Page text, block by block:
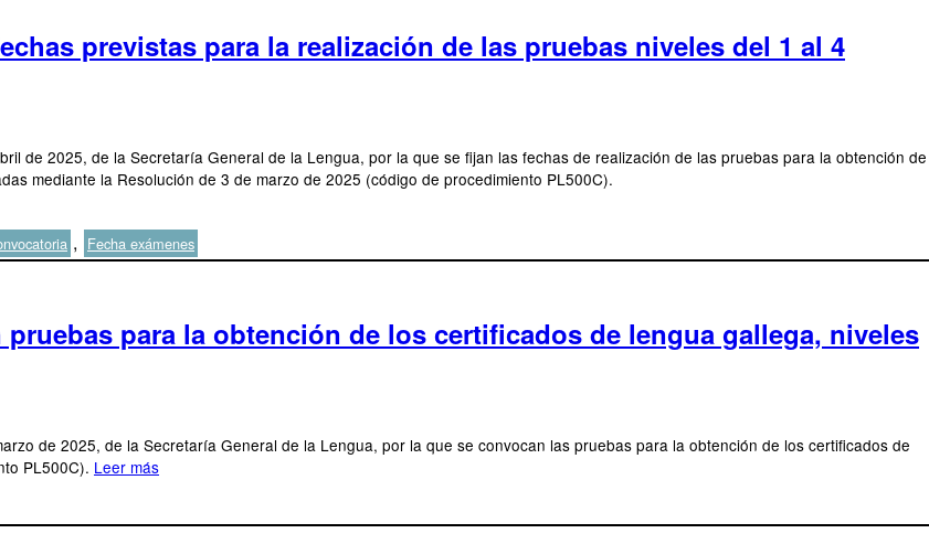
previstas para la realización de las pruebas niveles del 1 al 4
de 2025, de la Secretaría General de la Lengua, por la que se fijan las fechas de realización de las pruebas para la obtención de
mediante la Resolución de 3 de marzo de 2025 (código de procedimiento PL500C).
, Fecha exámenes
para la obtención de los certificados de lengua gallega, niveles
de 2025, de la Secretaría General de la Lengua, por la que se convocan las pruebas para la obtención de los certificados de
PL500C). Leer más